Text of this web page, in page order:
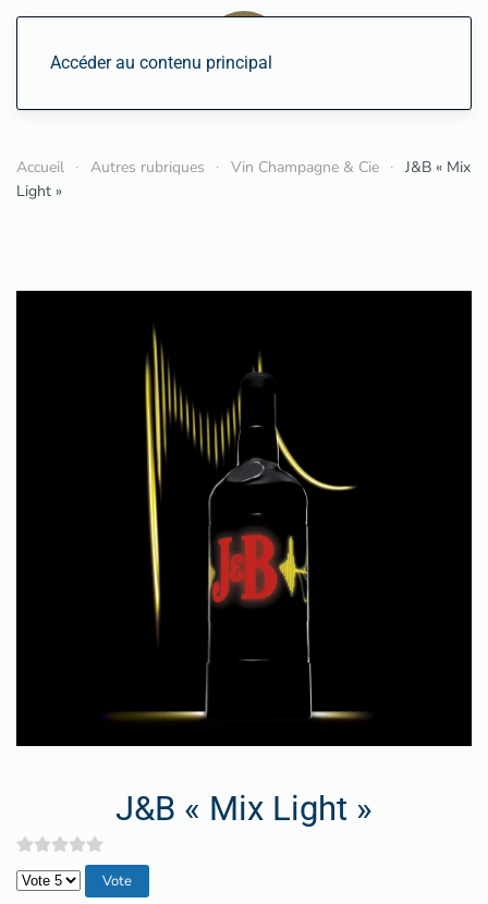
Accéder au contenu principal
Accueil Autres rubriques Vin Champagne & Cie
J&B « Mix
Light »
J&B « Mix Light »
Veuillez voter